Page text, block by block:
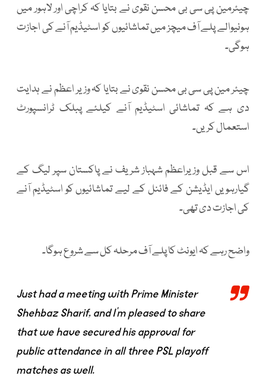
چیئرمین پی سی بی محسن نقوی نے بتایا کہ کراچی اور لاہور میں
ہونیوالے پلے آف میچز میں تماشائیوں کو اسٹیڈیم آنے کی اجازت
ہوگی۔
چیئر مین پی سی بی محسن نقوی نے بتایا کہ وزیر اعظم نے ہدایت
دی ہے کہ تماشائی اسٹیڈیم آنے کیلئے پبلک ٹرانسپورٹ
استعمال کریں۔
اس سے قبل وزیراعظم شہباز شریف نے پاکستان سپر لیگ کے
گیارہویں ایڈیشن کے فائنل کے لیے تماشائیوں کو اسٹیڈیم آنے
کی اجازت دی تھی۔
واضح رہے کہ ایونٹ کا پلے آف مرحلہ کل سے شروع ہوگا۔
Just had a meeting with Prime Minister
Shehbaz Sharif, and I’m pleased to share
that we have secured his approval for
public attendance in all three PSL playoff
matches as well.